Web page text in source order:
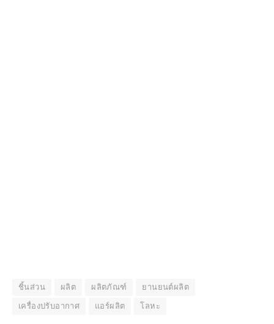
ชิ้นส่วน ผลิต ผลิตภัณฑ์
ยานยนต์ผลิต
เครื่องปรับอากาศ
แอร์ผลิต โลหะ